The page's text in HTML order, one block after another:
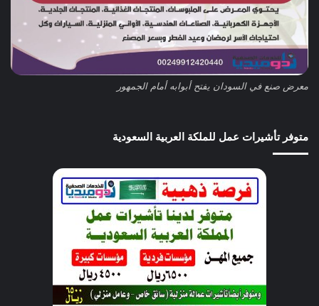
معرض صنع في السودان يفتح أبوابه أمام الجمهور
متوفر تأشيرات عمل للملكة العربية السعودية